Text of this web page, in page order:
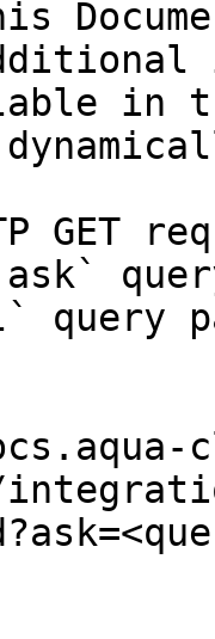
in
GET
query